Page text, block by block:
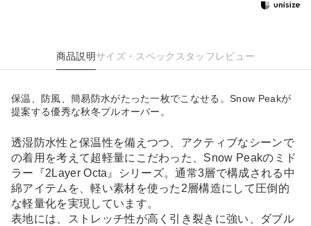
商品説明サイズ・スペック スタッフレビュー
保温、防風、簡易防水がたった一枚でこなせる。Snow Peakが
提案する優秀な秋冬プルオーバー。
透湿防水性と保温性を備えつつ、アクティブなシーンで
の着用を考えて超軽量にこだわった、Snow Peakのミド
ラー『2Layer Octa』シリーズ。通常3層で構成される中
綿アイテムを、軽い素材を使った2層構造にして圧倒的
な軽量化を実現しています。
表地には、ストレッチ性が高く引き裂きに強い、ダブル